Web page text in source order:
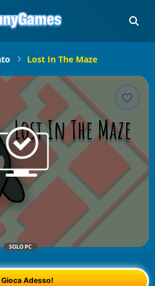
Lost In The Maze
SOLO PC
Gioca Adesso!